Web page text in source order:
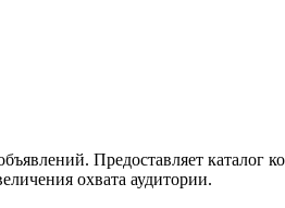
Предоставляет каталог
охвата аудитории.